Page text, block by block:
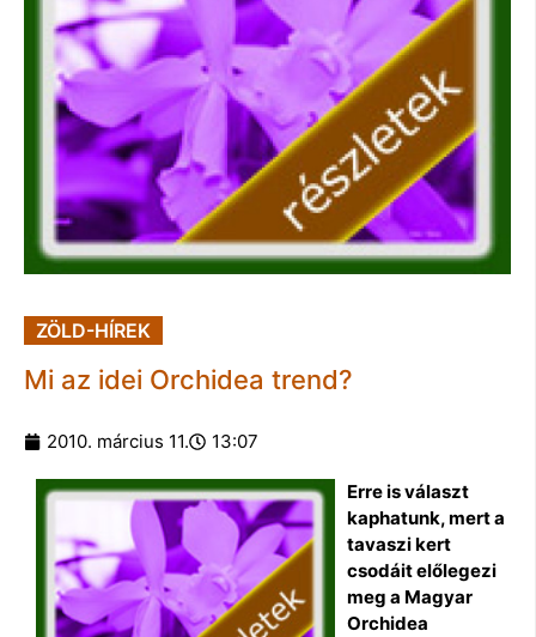
ZÖLD-HÍREK
Mi az idei Orchidea trend?
2010. március 11. 13:07
Erre is választ
kaphatunk, mert a
tavaszi kert
csodáit előlegezi
meg a Magyar
Orchidea